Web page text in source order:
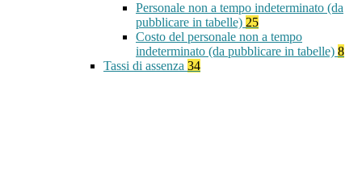
Personale non a tempo indeterminato (da
pubblicare in tabelle) 25
Costo del personale non a tempo
indeterminato (da pubblicare in tabelle) 8
Tassi di assenza 34